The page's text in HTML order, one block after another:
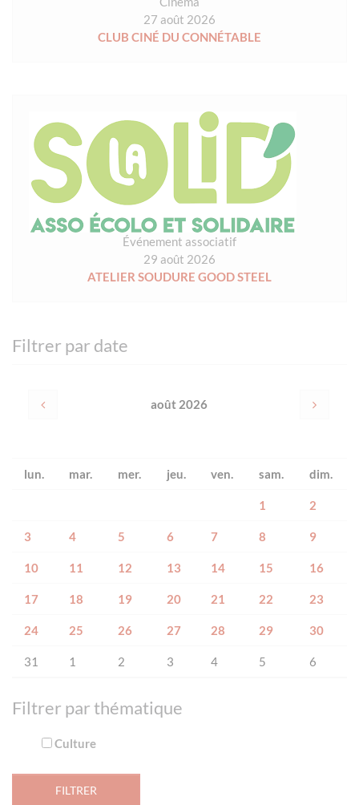
27 août 2026
CLUB CINÉ DU CONNÉTABLE
Événement associatif
29 août 2026
ATELIER SOUDURE GOOD STEEL
Filtrer par date
août 2026
lun. mar. mer. jeu. ven. sam. dim.
1 2
3 4 5 6 7 8 9
10 11 12 13 14 15 16
17 18 19 20 21 22 23
24 25 26 27 28 29 30
31 1 2 3 4 5 6
Filtrer par thématique
Culture